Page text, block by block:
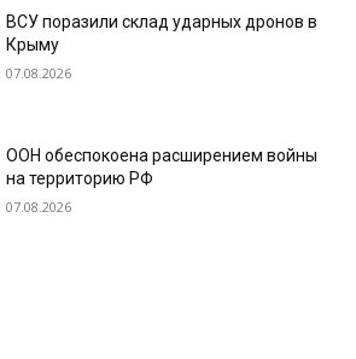
ВСУ поразили склад ударных дронов в
Крыму
07.08.2026
ООН обеспокоена расширением войны
на территорию РФ
07.08.2026